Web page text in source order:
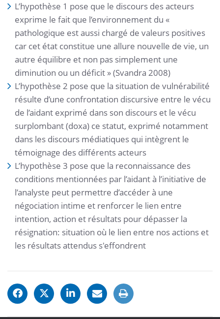
L’hypothèse 1 pose que le discours des acteurs
exprime le fait que l’environnement du «
pathologique est aussi chargé de valeurs positives
car cet état constitue une allure nouvelle de vie, un
autre équilibre et non pas simplement une
diminution ou un déficit » (Svandra 2008)
L’hypothèse 2 pose que la situation de vulnérabilité
résulte d’une confrontation discursive entre le vécu
de l’aidant exprimé dans son discours et le vécu
surplombant (doxa) ce statut, exprimé notamment
dans les discours médiatiques qui intègrent le
témoignage des différents acteurs
L’hypothèse 3 pose que la reconnaissance des
conditions mentionnées par l’aidant à l’initiative de
l’analyste peut permettre d’accéder à une
négociation intime et renforcer le lien entre
intention, action et résultats pour dépasser la
résignation: situation où le lien entre nos actions et
les résultats attendus s'effondrent